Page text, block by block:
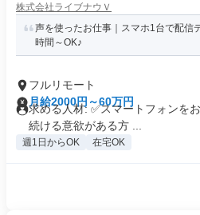
株式会社ライブナウＶ
声を使ったお仕事｜スマホ1台で配
時間～OK♪
フルリモート
月給2000円～60万円
求める人材: ✅スマートフォンを
続ける意欲がある方 ...
週1日からOK 在宅OK